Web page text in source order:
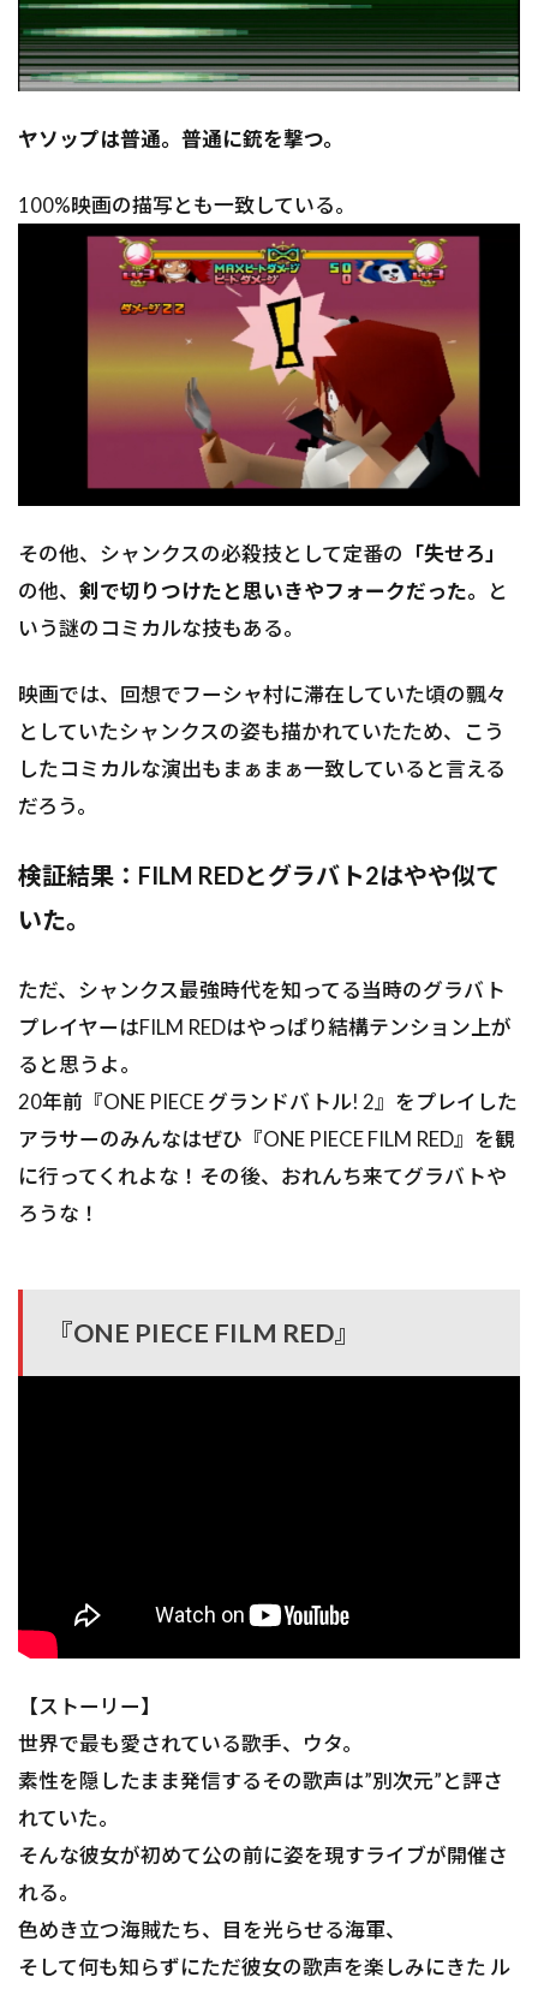
ヤソップは普通。普通に銃を撃つ。
100%映画の描写とも一致している。
その他、シャンクスの必殺技として定番の 「失せろ」
の他、 剣で切りつけたと思いきやフォークだった。
と
いう謎のコミカルな技もある。
映画では、回想でフーシャ村に滞在していた頃の飄々
としていたシャンクスの姿も描かれていたため、こう
したコミカルな演出もまぁまぁ一致していると言える
だろう。
検証結果：FILM REDとグラバト2はやや似て
いた。
ただ、シャンクス最強時代を知ってる当時のグラバト
プレイヤーはFILM REDはやっぱり結構テンション上が
ると思うよ。
20年前『ONE PIECE グランドバトル! 2』をプレイした
アラサーのみんなはぜひ『ONE PIECE FILM RED』を観
に行ってくれよな！その後、おれんち来てグラバトや
ろうな！
『ONE PIECE FILM RED』
【ストーリー】
世界で最も愛されている歌手、ウタ。
素性を隠したまま発信するその歌声は”別次元”と評さ
れていた。
そんな彼女が初めて公の前に姿を現すライブが開催さ
れる。
色めき立つ海賊たち、目を光らせる海軍、
そして何も知らずにただ彼女の歌声を楽しみにきた ル